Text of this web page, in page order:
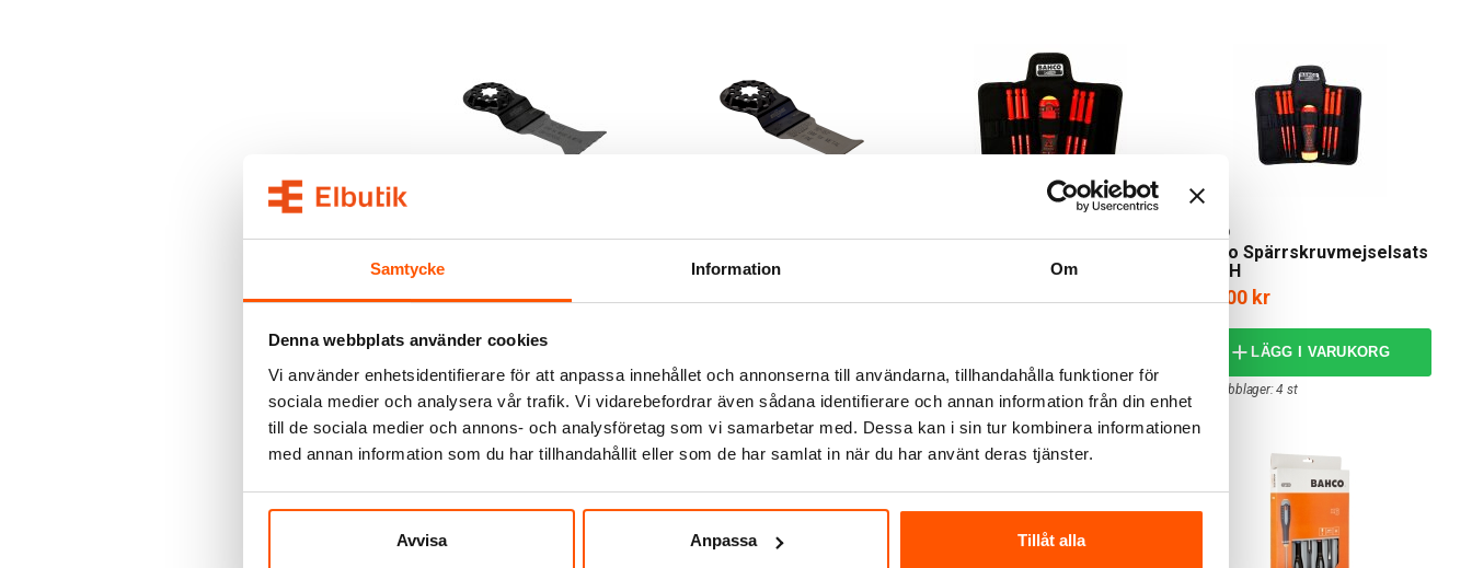
Samtycke Information Om
Denna webbplats använder cookies
Vi använder enhetsidentifierare för att anpassa innehållet och annonserna till användarna, tillhandahålla funktioner för
sociala medier och analysera vår trafik. Vi vidarebefordrar även sådana identifierare och annan information från din enhet
till de sociala medier och annons- och analysföretag som vi samarbetar med. Dessa kan i sin tur kombinera informationen
med annan information som du har tillhandahållit eller som de har samlat in när du har använt deras tjänster.
Avvisa Anpassa Tillåt alla
44mm
229,00 kr
35mm
179,00 kr 999,00 kr
Bahco Spärrskruvmejselsats
SP/PH
Bahco
999,00 kr
LÄGG I VARUKORG
I webblager: 4 st